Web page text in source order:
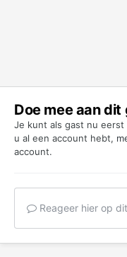
Doe mee aan dit
Je kunt als gast nu
u al een account hebt,
account.
Reageer hier op